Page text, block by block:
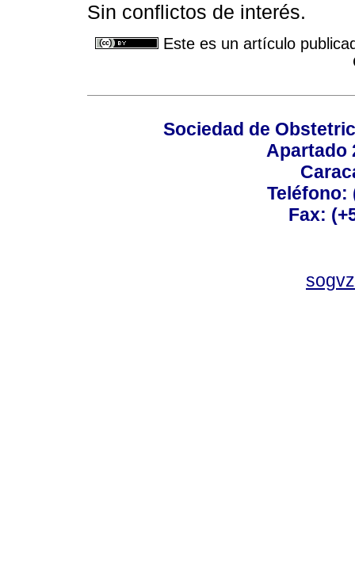
Sin conflictos de interés.
Este es un artículo
Sociedad de
Apartado
Teléfono:
Fax: